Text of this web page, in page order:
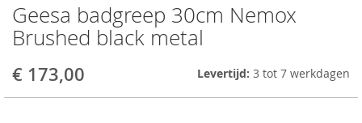
Geesa badgreep 30cm Nemox
Brushed black metal
€ 173,00 Levertijd: 3 tot 7 werkdagen
Skip
to
the
of